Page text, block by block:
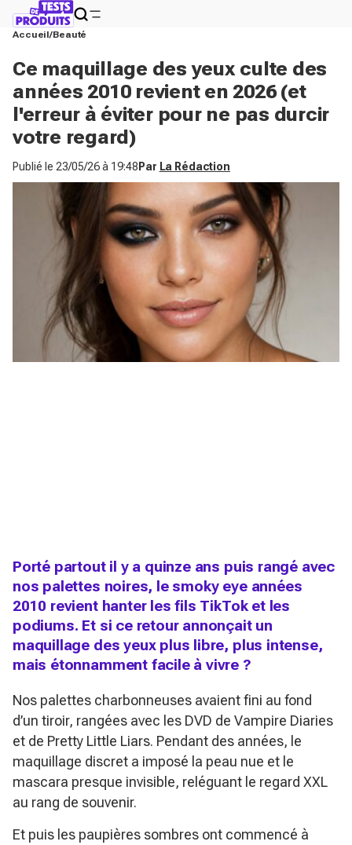
Accueil Beauté
Ce maquillage des yeux culte des
années 2010 revient en 2026 (et
l'erreur à éviter pour ne pas durcir
votre regard)
Publié le 23/05/26 à 19:48 Par La Rédaction
Porté partout il y a quinze ans puis rangé avec
nos palettes noires, le smoky eye années
2010 revient hanter les fils TikTok et les
podiums. Et si ce retour annonçait un
maquillage des yeux plus libre, plus intense,
mais étonnamment facile à vivre ?
Nos palettes charbonneuses avaient fini au fond
d’un tiroir, rangées avec les DVD de Vampire Diaries
et de Pretty Little Liars. Pendant des années, le
maquillage discret a imposé la peau nue et le
mascara presque invisible, reléguant le regard XXL
au rang de souvenir.
Et puis les paupières sombres ont commencé à